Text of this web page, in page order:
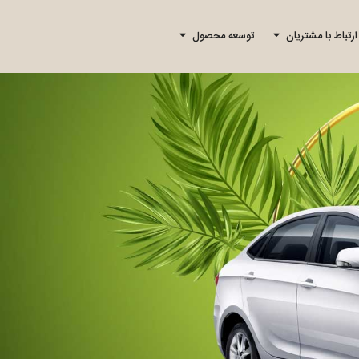
ارتباط با مشتریان توسعه محصول